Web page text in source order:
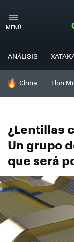
MENÚ
ANÁLISIS
HOY SE HABLA DE
China Elon
¿Lentillas
Un grupo
que será